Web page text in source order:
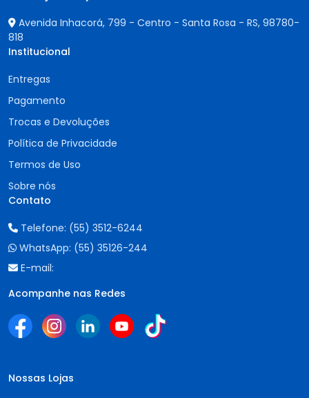
Avenida Inhacorá, 799 - Centro - Santa Rosa - RS, 98780-
818
Institucional
Entregas
Pagamento
Trocas e Devoluções
Política de Privacidade
Termos de Uso
Sobre nós
Contato
Telefone: (55) 3512-6244
WhatsApp: (55) 35126-244
E-mail:
Acompanhe nas Redes
Nossas Lojas